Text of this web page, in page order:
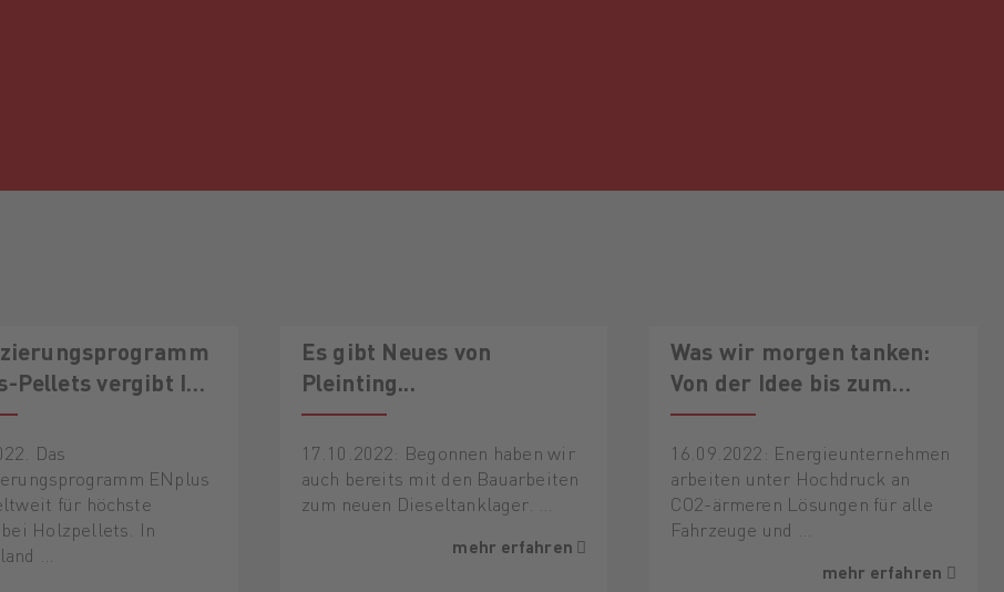
Pellets vergibt ID
Das
ENplus
für höchste
Holzpellets. In
…
Es gibt Neues von
Pleinting...
17.10.2022: Begonnen haben wir
auch bereits mit den Bauarbeiten
zum neuen Dieseltanklager. …
mehr erfahren
Was wir morgen tanken:
Von der Idee bis zum
Einsatz von Kraftstoffen
16.09.2022: Energieunternehmen
arbeiten unter Hochdruck an
CO2-ärmeren Lösungen für alle
Fahrzeuge und …
mehr erfahren